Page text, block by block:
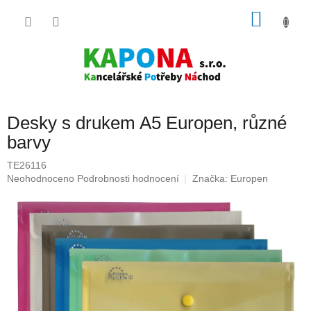
Desky s drukem A5 Europen, různé
barvy
TE26116
Průměrné
produktu
Neohodnoceno Podrobnosti hodnocení Značka: Europen